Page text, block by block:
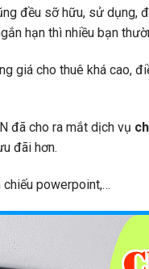
đều sỡ hữu, sử
hạn thì nhiều bạn
giá cho thuê khá cao,
đã cho ra mắt dịch vụ
đãi hơn.
powerpoint,…